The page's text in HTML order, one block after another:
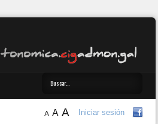
Iniciar sesión
A A A